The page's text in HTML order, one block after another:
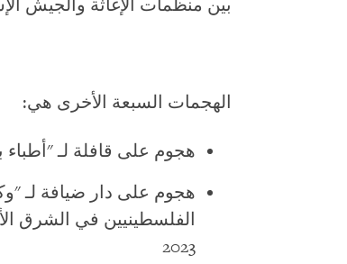
بين منظمات الإغاثة والجيش
الهجمات السبعة الأخرى هي:
هجوم على قافلة لـ "أطباء بلا حدود"، في 18
هجوم على دار ضيافة لـ
2023